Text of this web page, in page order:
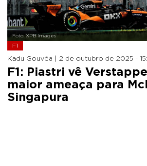
Foto: XPB Images
F1
Kadu Gouvêa | 2 de outubro de 2025 -
F1: Piastri vê
maior ameaça para
Singapura